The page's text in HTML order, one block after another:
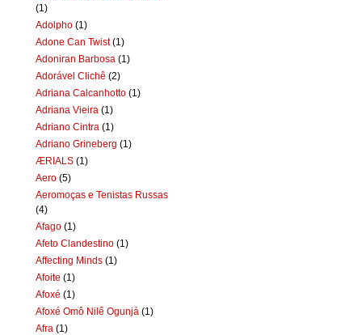
(1)
Adolpho (1)
Adone Can Twist (1)
Adoniran Barbosa (1)
Adorável Clichê (2)
Adriana Calcanhotto (1)
Adriana Vieira (1)
Adriano Cintra (1)
Adriano Grineberg (1)
ÆRIALS (1)
Aero (5)
Aeromoças e Tenistas Russas
(4)
Afago (1)
Afeto Clandestino (1)
Affecting Minds (1)
Afoite (1)
Afoxé (1)
Afoxé Omô Nilê Ogunjá (1)
Afra (1)